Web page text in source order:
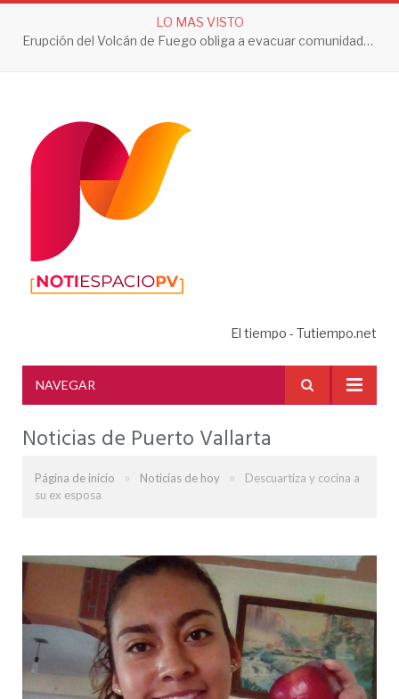
LO MAS VISTO
Erupción del Volcán de Fuego obliga a evacuar comunidades y mantiene en alerta a Guatemala
El tiempo - Tutiempo.net
NAVEGAR
Noticias de Puerto Vallarta
Página de inicio » Noticias de hoy »
Descuartiza y cocina a
su ex esposa